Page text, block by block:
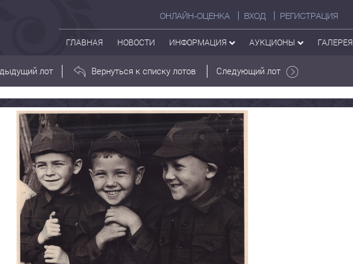
ОНЛАЙН-ОЦЕНКА ВХОД РЕГИСТРАЦИЯ
ГЛАВНАЯ НОВОСТИ ИНФОРМАЦИЯ АУКЦИОНЫ ГАЛЕРЕЯ
лот Вернуться к списку лотов Следующий лот